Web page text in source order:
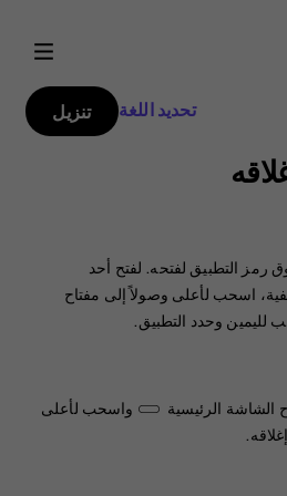
تحديد اللغة تنزيل
رمز التطبيق لفتحه. لفتح أحد
اسحب لأعلى وصولاً إلى مفتاح
لليمين وحدد التطبيق.
الرئيسية
واسحب لأعلى